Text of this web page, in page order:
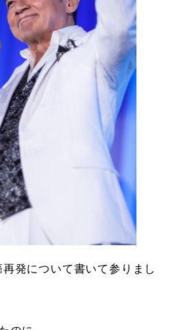
発について書いて参りまし